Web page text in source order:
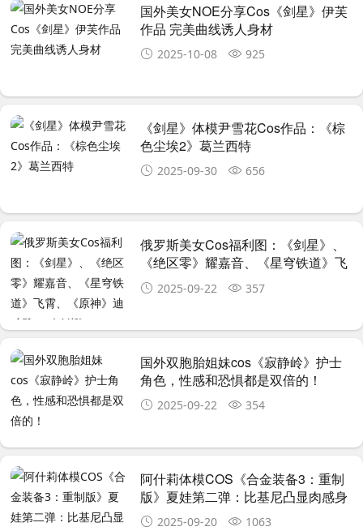
国外美女NOE分享Cos《剑星》伊芙
作品 完美曲线诱人身材
2025-10-08 925
《剑星》体模尹雪花Cos作品：《棕
色尘埃2》葛兰西特
2025-09-30 656
俄罗斯美女Cos福利图：《剑星》、
《绝区零》耀嘉音、《星穹铁道》飞
霄、《原神》迪希雅、《鸣潮》
2025-09-22 357
国外双胞胎姐妹cos《寂静岭》护士
角色，性感和恐惧都是双倍的！
2025-09-22 354
阿什莉体模COS《合金装备3：重制
版》夏娃第二弹：比基尼凸显肉感身
材 2025-09-20 1063